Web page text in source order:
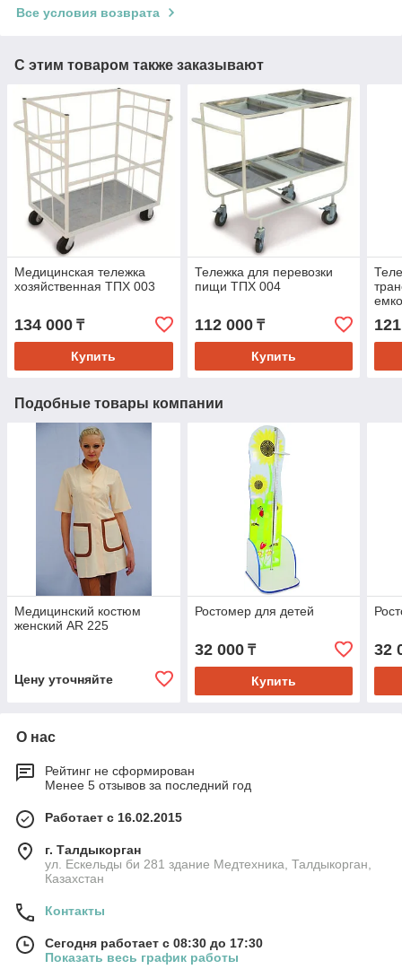
Все условия возврата
С этим товаром также заказывают
Медицинская тележка
хозяйственная ТПХ 003
134 000 ₸
Купить
Тележка для перевозки
пищи ТПХ 004
112 000₸
Купить
Подобные товары компании
Медицинский костюм
женский AR 225
Цену уточняйте
Ростомер для детей
32 000₸
Купить
32
О нас
Рейтинг не сформирован
Менее 5 отзывов за последний год
Работает с 16.02.2015
г. Талдыкорган
ул. Ескельды би 281 здание Медтехника, Талдыкорган,
Казахстан
Контакты
Сегодня работает с 08:30 до 17:30
Показать весь график работы